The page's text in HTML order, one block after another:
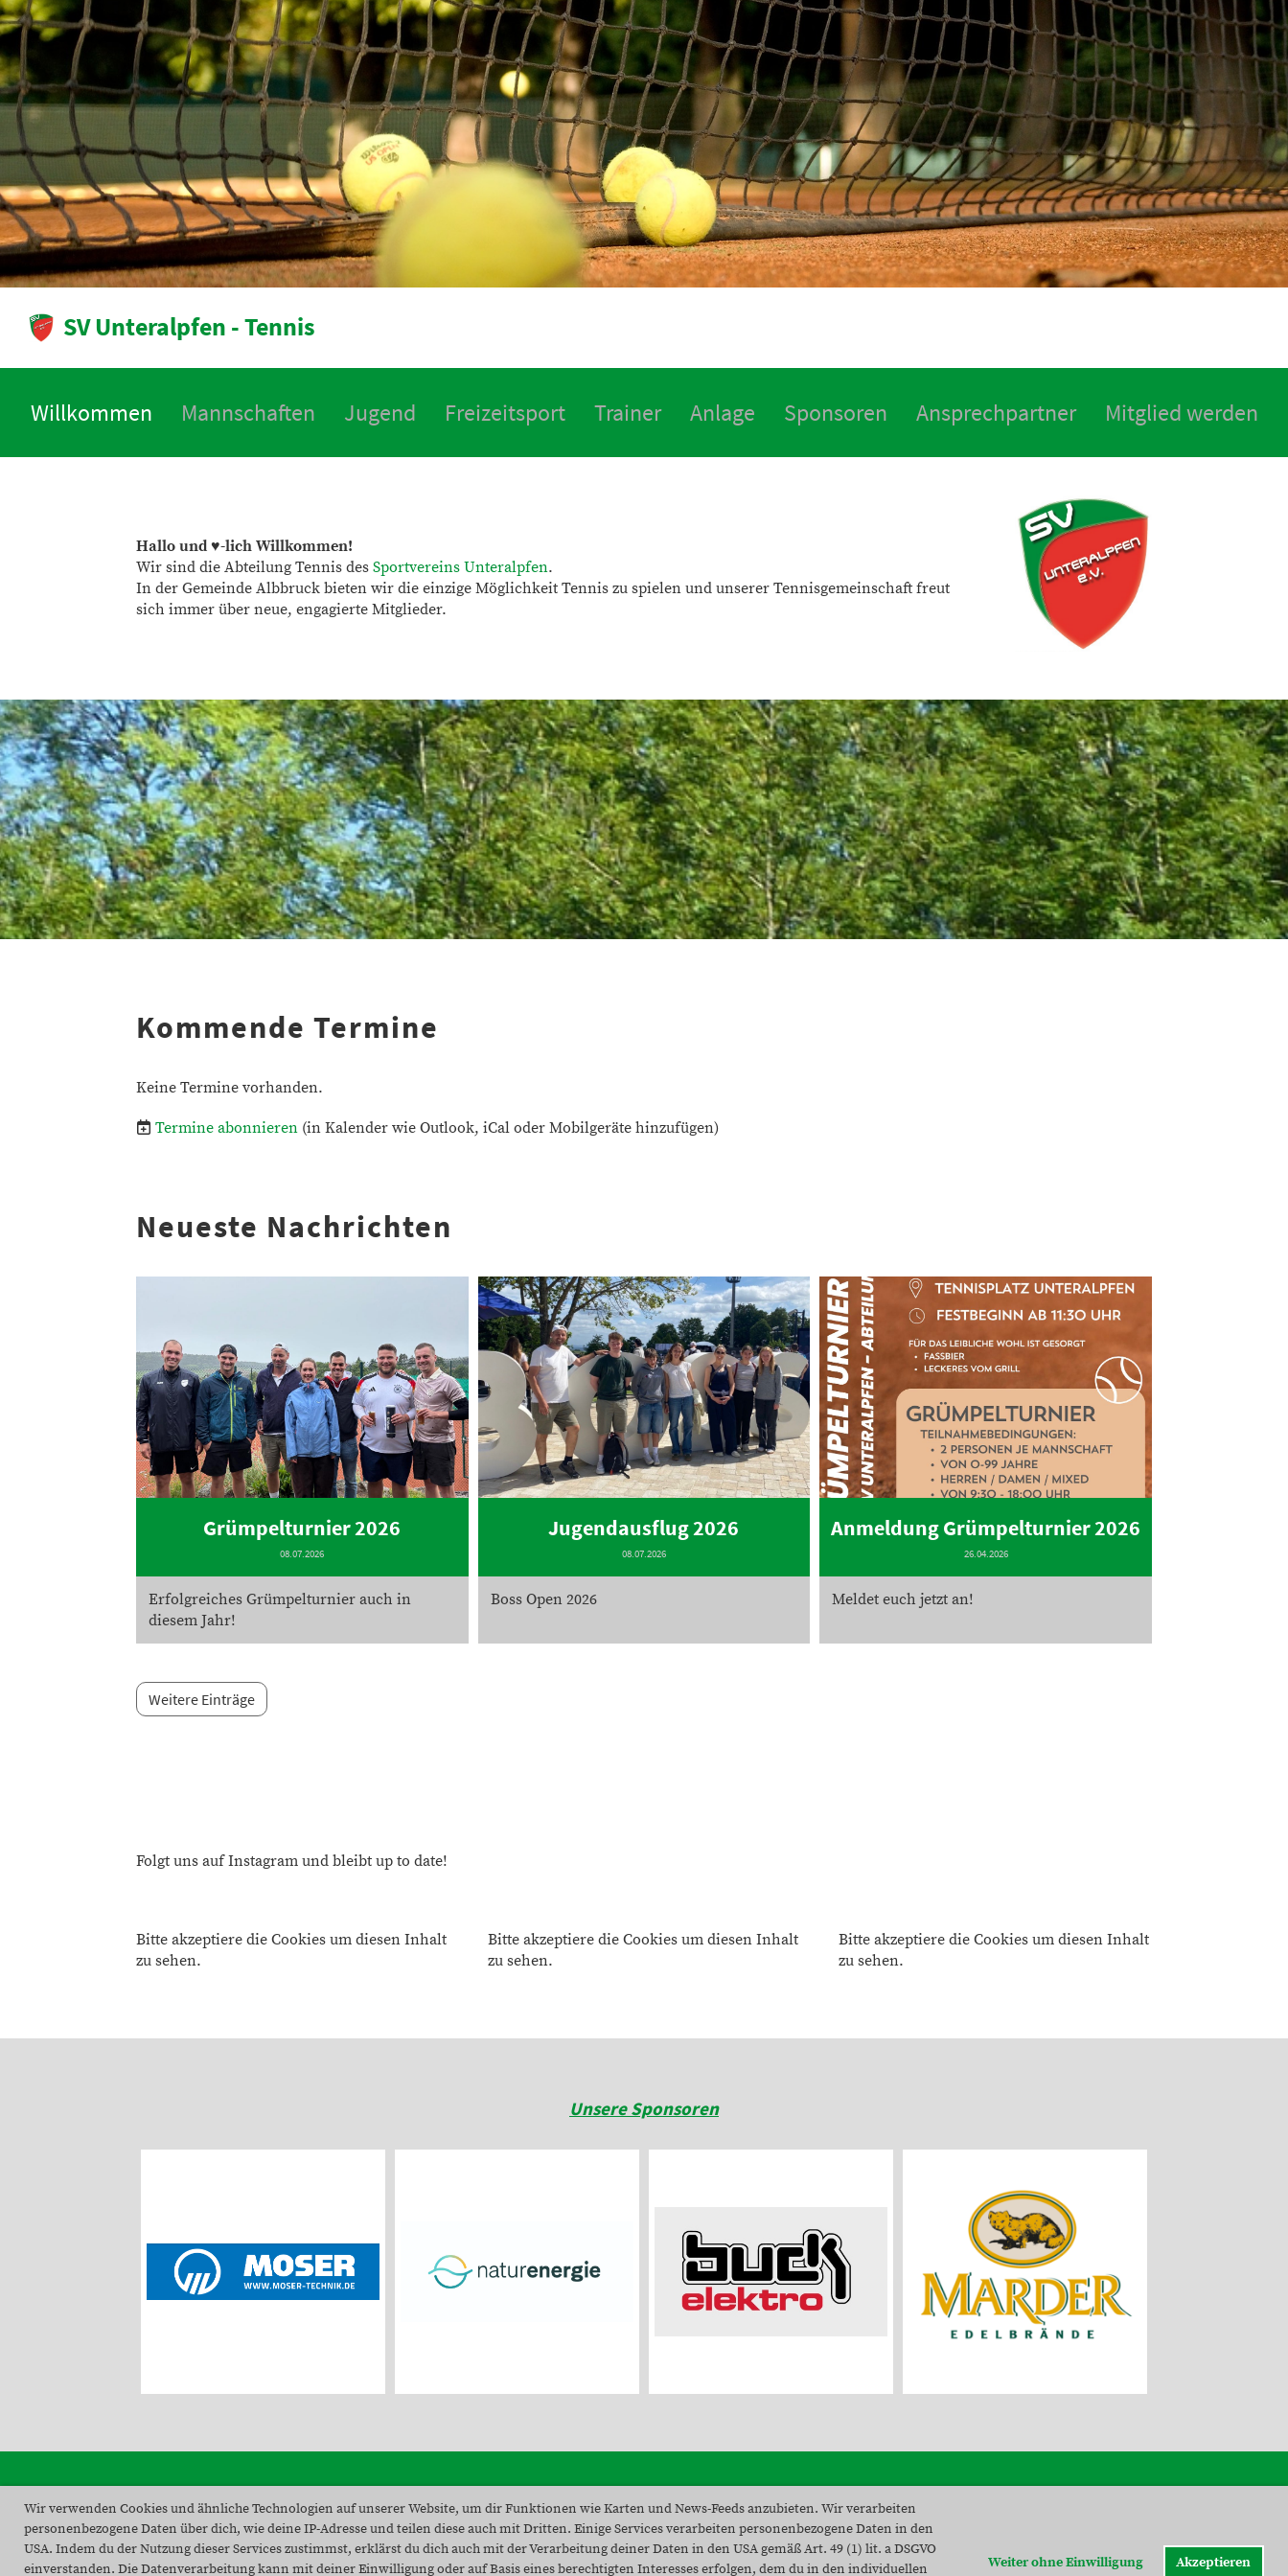
Wir verwenden Cookies und ähnliche Technologien auf unserer Website, um dir Funktionen wie Karten und News-Feeds anzubieten. Wir verarbeiten
personenbezogene Daten über dich, wie deine IP-Adresse und teilen diese auch mit Dritten. Einige Services verarbeiten personenbezogene Daten in den
USA. Indem du der Nutzung dieser Services zustimmst, erklärst du dich auch mit der Verarbeitung deiner Daten in den USA gemäß Art. 49 (1) lit. a DSGVO
einverstanden. Die Datenverarbeitung kann mit deiner Einwilligung oder auf Basis eines berechtigten Interesses erfolgen, dem du in den individuellen
Weiter ohne Einwilligung Akzeptieren
SV Unteralpfen - Tennis
Willkommen Mannschaften Jugend Freizeitsport Trainer Anlage Sponsoren Ansprechpartner Mitglied werden
Hallo und ♥-lich Willkommen!
Wir sind die Abteilung Tennis des Sportvereins Unteralpfen.
In der Gemeinde Albbruck bieten wir die einzige Möglichkeit Tennis zu spielen und unserer Tennisgemeinschaft freut
sich immer über neue, engagierte Mitglieder.
Kommende Termine
Keine Termine vorhanden.
Termine abonnieren (in Kalender wie Outlook, iCal oder Mobilgeräte hinzufügen)
Neueste Nachrichten
Grümpelturnier 2026
08.07.2026
Erfolgreiches Grümpelturnier auch in
diesem Jahr!
Jugendausflug 2026
08.07.2026
Boss Open 2026
Anmeldung Grümpelturnier 2026
26.04.2026
Meldet euch jetzt an!
Weitere Einträge
Folgt uns auf Instagram und bleibt up to date!
Bitte akzeptiere die Cookies um diesen Inhalt
zu sehen.
Bitte akzeptiere die Cookies um diesen Inhalt
zu sehen.
Bitte akzeptiere die Cookies um diesen Inhalt
zu sehen.
Unsere Sponsoren
© SV Unteralpfen - Tennis
Datenschutz